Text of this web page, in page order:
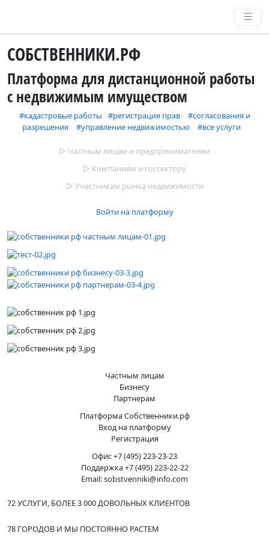
СОБСТВЕННИКИ.РФ
Платформа для дистанционной работы
с недвижимым имуществом
#кадастровые работы #регистрация прав⠀ #согласования и
разрешения
#управление недвижимостью #все услуги
▻ Частным лицам и предпринимателям
▻ Компаниям и госсектору
▻ Участникам рынка недвижимости
Войти на платформу
Частным лицам
Бизнесу
Партнерам
Платформа Собственники.рф
Вход на платформу
Регистрация
Офис +7 (495) 223-23-23
Поддержка +7 (495) 223-22-22
Email: sobstvenniki@info.com
72 УСЛУГИ, БОЛЕЕ 3 000 ДОВОЛЬНЫХ КЛИЕНТОВ
78 ГОРОДОВ И МЫ ПОСТОЯННО РАСТЕМ